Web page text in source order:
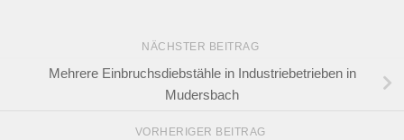
NÄCHSTER BEITRAG
Mehrere Einbruchsdiebstähle in Industriebetrieben in
Mudersbach
VORHERIGER BEITRAG